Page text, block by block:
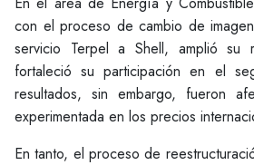
con el proceso de cambio de
servicio Terpel a Shell, amplió su
fortaleció su participación en el
resultados, sin embargo, fueron
experimentada en los precios
En tanto, el proceso de